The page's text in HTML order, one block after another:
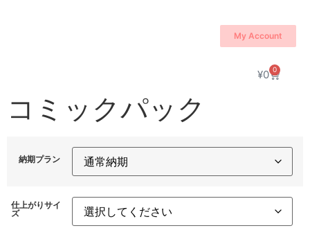
My Account
¥0 0
コミックパック
納期プラン
仕上がりサイ
ズ